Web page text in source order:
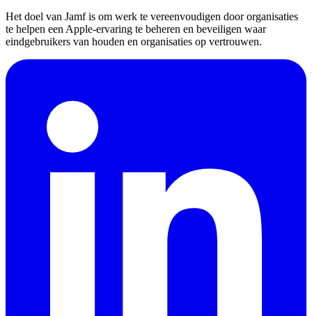
Het doel van Jamf is om werk te vereenvoudigen door organisaties
te helpen een Apple-ervaring te beheren en beveiligen waar
eindgebruikers van houden en organisaties op vertrouwen.